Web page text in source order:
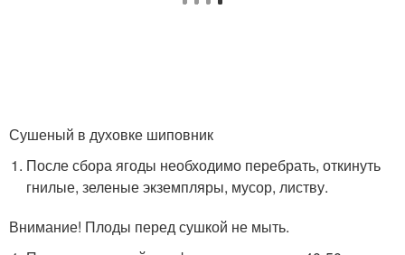
Сушеный в духовке шиповник
После сбора ягоды необходимо перебрать, откинуть
гнилые, зеленые экземпляры, мусор, листву.
Внимание! Плоды перед сушкой не мыть.